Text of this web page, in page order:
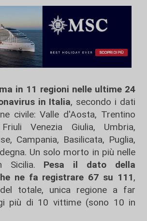
in 11 regioni nelle ultime 24
in Italia, secondo i dati
civile: Valle d'Aosta, Trentino
Venezia Giulia, Umbria,
Campania, Basilicata, Puglia,
Un solo morto in più nelle
Sicilia. Pesa il dato della
ne fa registrare 67 su 111,
totale, unica regione a far
più di 10 vittime (sono 10 in